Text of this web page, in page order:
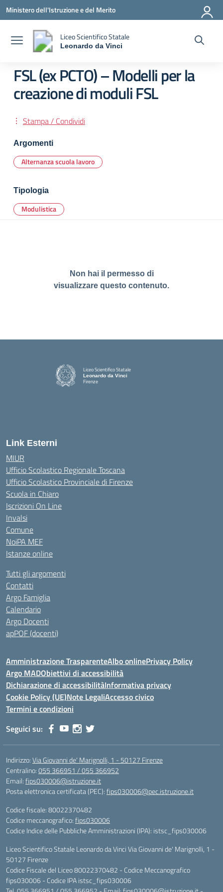
Vai ai contenuti
Vai al menu di navigazione
Vai al footer
Ministero dell'Istruzione e del Merito
Liceo Scientifico Statale
Leonardo da Vinci
FSL (ex PCTO) – Modelli per la
creazione di moduli FSL
Stampa / Condividi
Argomenti
Alternanza scuola lavoro
Tipologia
Modulistica
Non hai il permesso di
visualizzare questo contenuto.
Liceo Scientifico Statale
Leonardo da Vinci
Firenze
Link Esterni
MIUR
Ufficio Scolastico Regionale Toscana
Ufficio Scolastico Provinciale di Firenze
Scuola in Chiaro
Iscrizioni On Line
Invalsi
Comune
NoiPA MEF
Istanze online
Tutti gli argomenti
Contatti
Argo Famiglia
Calendario
Argo Docenti
apPOF (docenti)
Amministrazione TrasparenteAlbo onlinePrivacy Policy
Argo MADObiettivi di accessibilità
Dichiarazione di accessibilitàInformativa privacy
Cookie Policy (UE)Note LegaliAccesso civico
Termini e condizioni
Seguici su:
Indirizzo:Via Giovanni de' Marignolli, 1 - 50127 Firenze
Centralino:055 366951 / 055 366952
Email:fips030006@istruzione.it
Posta elettronica certificata (PEC):fips030006@pec.istruzione.it
Codice fiscale: 80022370482
Codice meccanografico:fips030006
Codice Indice delle Pubbliche Amministrazioni (IPA): istsc_fips030006
Liceo Scientifico Statale Leonardo da Vinci Via Giovanni de' Marignolli, 1 -
50127 Firenze
Codice Fiscale del Liceo 80022370482 - Codice Meccanografico
fips030006 - Codice IPA istsc_fips030006